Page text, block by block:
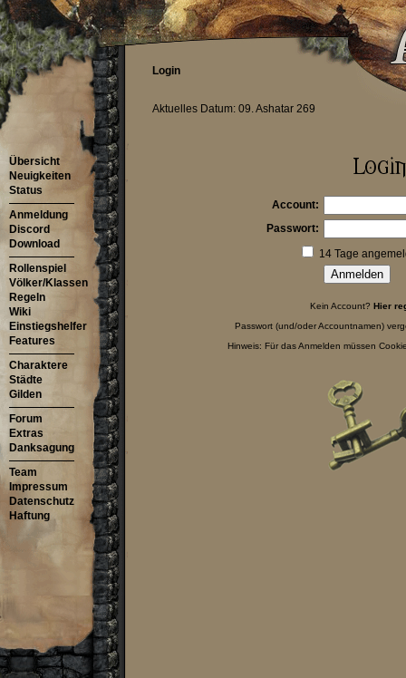
Login
Aktuelles Datum: 09. Ashatar 269
Übersicht
Neuigkeiten
Status
Anmeldung
Discord
Download
Rollenspiel
Völker/Klassen
Regeln
Wiki
Einstiegshelfer
Features
Charaktere
Städte
Gilden
Forum
Extras
Danksagung
Team
Impressum
Datenschutz
Haftung
Account:
Passwort:
14 Tage
Kein Account? Hier
Passwort (und/oder Accountnamen)
Hinweis: Für das Anmelden müssen